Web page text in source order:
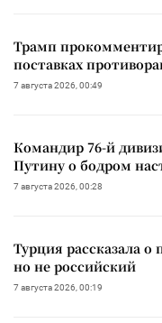
Трамп
поставках
7 августа 2026, 00:49
Командир 76-й
Путину о бодром
7 августа 2026, 00:28
Турция рассказала о
но не российский
7 августа 2026, 00:19